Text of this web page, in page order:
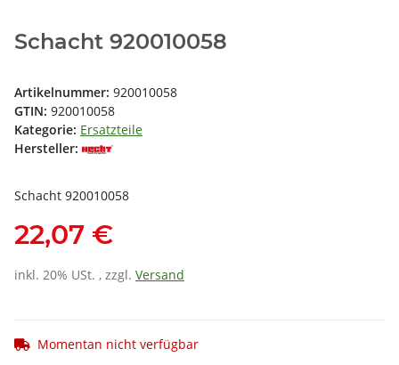
Schacht 920010058
Artikelnummer: 920010058
GTIN: 920010058
Kategorie: Ersatzteile
Hersteller:
Schacht 920010058
22,07 €
inkl. 20% USt. , zzgl. Versand
Momentan nicht verfügbar